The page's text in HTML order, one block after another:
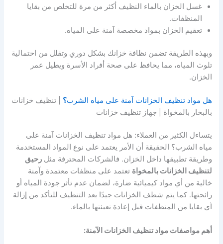
غسل الخزان بالماء النظيف أكثر من مرة للتخلص من بقايا
المنظفات.
تعقيم الخزان بمواد مخصصة آمنة على المياه.
وبهذه الطريقة تضمن نظافة خزانك بشكل دوري وتقلل من احتمالية
تلوث المياه، مما يحافظ على صحة أفراد الأسرة ويطيل عمر
الخزان.
هل مواد تنظيف الخزانات آمنة على مياه الشرب؟ | تنظيف خزانات
بالبخار بالمخواة | جهاز تنظيف خزانات
يتساءل الكثير من العملاء: هل مواد تنظيف الخزانات آمنة على
مياه الشرب؟ الحقيقة أن الأمر يعتمد على نوع المواد المستخدمة
وطريقة تطبيقها داخل الخزان. فالشركات المحترفة مثلرحيق
لتنظيف الخزانات بالمخواة تعتمد على منظفات معتمدة وآمنة
خالية من أي مواد كيميائية ضارة، لضمان عدم تأثر جودة المياه أو
رائحتها. كما يتم شطف الخزانات جيدًا بعد التنظيف للتأكد من إزالة
أي بقايا من المنظفات قبل إعادة تعبئتها بالماء.
أهم مواصفات مواد تنظيف الخزانات الآمنة: